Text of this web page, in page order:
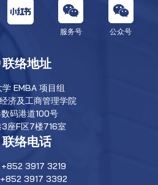
服务号 公众号
联络地址
EMBA 项目组
济及工商管理学院
码港道100号
座F区7楼716室
联络电话
3917 3219
3917 3392